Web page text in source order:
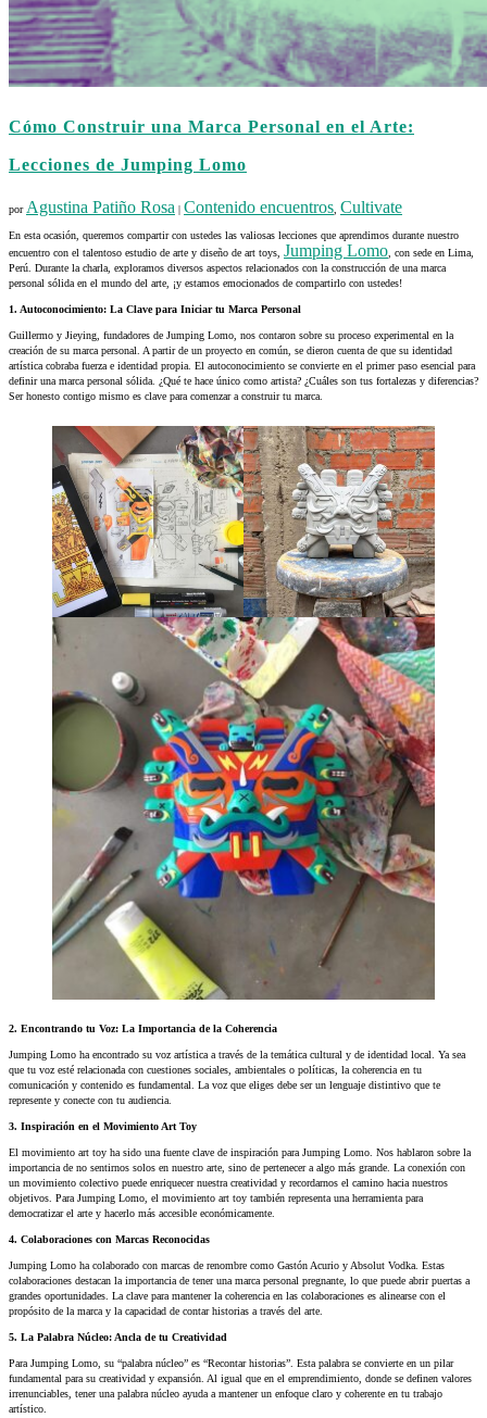
Cómo Construir una Marca Personal en el Arte:
Lecciones de Jumping Lomo
por Agustina Patiño Rosa | Contenido encuentros Cultivate
En esta ocasión, queremos compartir con ustedes las valiosas lecciones que aprendimos durante nuestro
encuentro con el talentoso estudio de arte y diseño de art toys, Jumping Lomo , con sede en Lima,
Perú. Durante la charla, exploramos diversos aspectos relacionados con la construcción de una marca
personal sólida en el mundo del arte, ¡y estamos emocionados de compartirlo con ustedes!
1. Autoconocimiento: La Clave para Iniciar tu Marca Personal
Guillermo y Jieying, fundadores de Jumping Lomo, nos contaron sobre su proceso experimental en la
creación de su marca personal. A partir de un proyecto en común, se dieron cuenta de que su identidad
artística cobraba fuerza e identidad propia. El autoconocimiento se convierte en el primer paso esencial para
definir una marca personal sólida. ¿Qué te hace único como artista? ¿Cuáles son tus fortalezas y diferencias?
Ser honesto contigo mismo es clave para comenzar a construir tu marca.
2. Encontrando tu Voz: La Importancia de la Coherencia
Jumping Lomo ha encontrado su voz artística a través de la temática cultural y de identidad local. Ya sea
que tu voz esté relacionada con cuestiones sociales, ambientales o políticas, la coherencia en tu
comunicación y contenido es fundamental. La voz que eliges debe ser un lenguaje distintivo que te
represente y conecte con tu audiencia.
3. Inspiración en el Movimiento Art Toy
El movimiento art toy ha sido una fuente clave de inspiración para Jumping Lomo. Nos hablaron sobre la
importancia de no sentirnos solos en nuestro arte, sino de pertenecer a algo más grande. La conexión con
un movimiento colectivo puede enriquecer nuestra creatividad y recordarnos el camino hacia nuestros
objetivos. Para Jumping Lomo, el movimiento art toy también representa una herramienta para
democratizar el arte y hacerlo más accesible económicamente.
4. Colaboraciones con Marcas Reconocidas
Jumping Lomo ha colaborado con marcas de renombre como Gastón Acurio y Absolut Vodka. Estas
colaboraciones destacan la importancia de tener una marca personal pregnante, lo que puede abrir puertas a
grandes oportunidades. La clave para mantener la coherencia en las colaboraciones es alinearse con el
propósito de la marca y la capacidad de contar historias a través del arte.
5. La Palabra Núcleo: Ancla de tu Creatividad
Para Jumping Lomo, su “palabra núcleo” es “Recontar historias”. Esta palabra se convierte en un pilar
fundamental para su creatividad y expansión. Al igual que en el emprendimiento, donde se definen valores
irrenunciables, tener una palabra núcleo ayuda a mantener un enfoque claro y coherente en tu trabajo
artístico.